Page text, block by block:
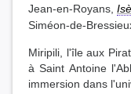
Jean-en-Royans,
Siméon-de-
Miripili, l'île aux
à Saint Antoine
immersion dans